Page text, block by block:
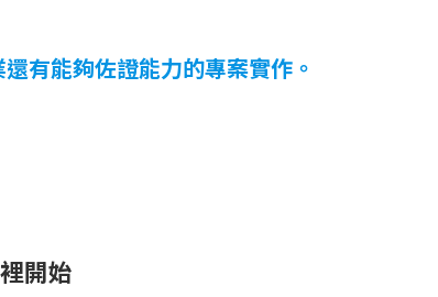
有能夠佐證能力的專案實作。
開始